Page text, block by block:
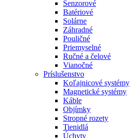
Senzorové
Batériové
Solárne
Záhradné
Pouličné
Priemyselné
Ručné a čelové
Vianočné
Príslušenstvo
Koľajnicové systémy
Magnetické systémy
Káble
Objímky
Stropné rozety
Tienidlá
Úchyty